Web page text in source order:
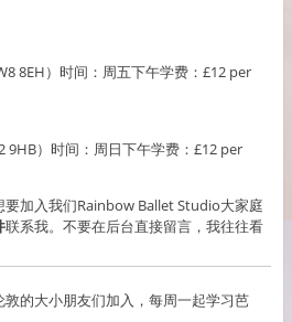
8EH）时间：周五下午学费：£12 per
9HB）时间：周日下午学费：£12 per
加入我们Rainbow Ballet Studio大家庭
联系我。不要在后台直接留言，我往往看
的大小朋友们加入，每周一起学习芭